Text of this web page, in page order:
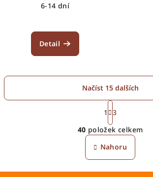
6-14 dní
Detail
O
v
l
á
Načíst 15 dalších
S
t
r
á
n
k
o
v
1
3
40 položek celkem
Nahoru